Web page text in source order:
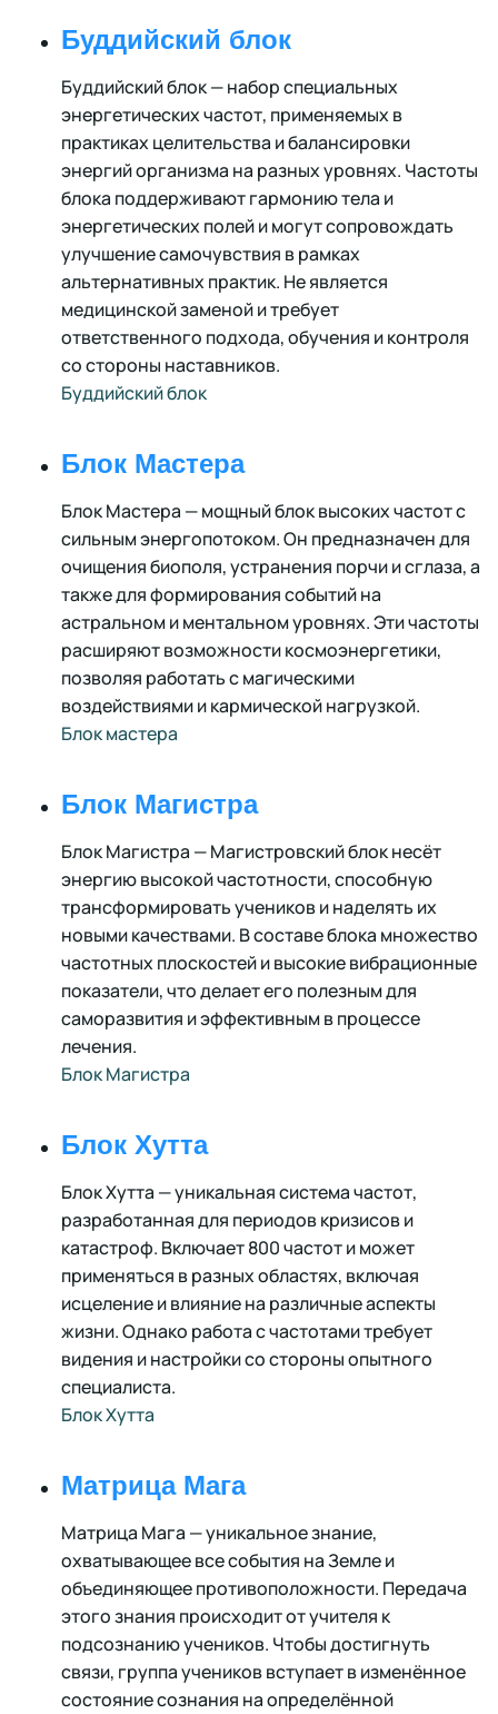
Буддийский блок
Буддийский блок — набор специальных
энергетических частот, применяемых в
практиках целительства и балансировки
энергий организма на разных уровнях. Частоты
блока поддерживают гармонию тела и
энергетических полей и могут сопровождать
улучшение самочувствия в рамках
альтернативных практик. Не является
медицинской заменой и требует
ответственного подхода, обучения и контроля
со стороны наставников.
Буддийский блок
Блок Мастера
Блок Мастера — мощный блок высоких частот с
сильным энергопотоком. Он предназначен для
очищения биополя, устранения порчи и сглаза, а
также для формирования событий на
астральном и ментальном уровнях. Эти частоты
расширяют возможности космоэнергетики,
позволяя работать с магическими
воздействиями и кармической нагрузкой.
Блок мастера
Блок Магистра
Блок Магистра — Магистровский блок несёт
энергию высокой частотности, способную
трансформировать учеников и наделять их
новыми качествами. В составе блока множество
частотных плоскостей и высокие вибрационные
показатели, что делает его полезным для
саморазвития и эффективным в процессе
лечения.
Блок Магистра
Блок Хутта
Блок Хутта — уникальная система частот,
разработанная для периодов кризисов и
катастроф. Включает 800 частот и может
применяться в разных областях, включая
исцеление и влияние на различные аспекты
жизни. Однако работа с частотами требует
видения и настройки со стороны опытного
специалиста.
Блок Хутта
Матрица Мага
Матрица Мага — уникальное знание,
охватывающее все события на Земле и
объединяющее противоположности. Передача
этого знания происходит от учителя к
подсознанию учеников. Чтобы достигнуть
связи, группа учеников вступает в изменённое
состояние сознания на определённой